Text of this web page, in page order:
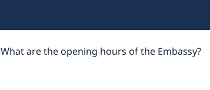
What are the opening hours of the Embassy?